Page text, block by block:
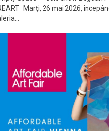
Marți, 26 mai 2026,